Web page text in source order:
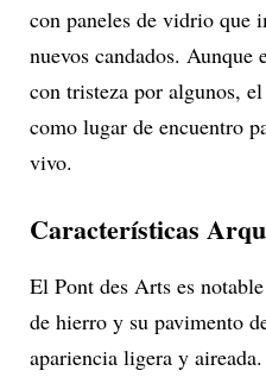
con paneles de vidrio que
nuevos candados. Aunque
con tristeza por algunos,
como lugar de encuentro
vivo.
Características
El Pont des Arts es
de hierro y su pavimento
apariencia ligera y